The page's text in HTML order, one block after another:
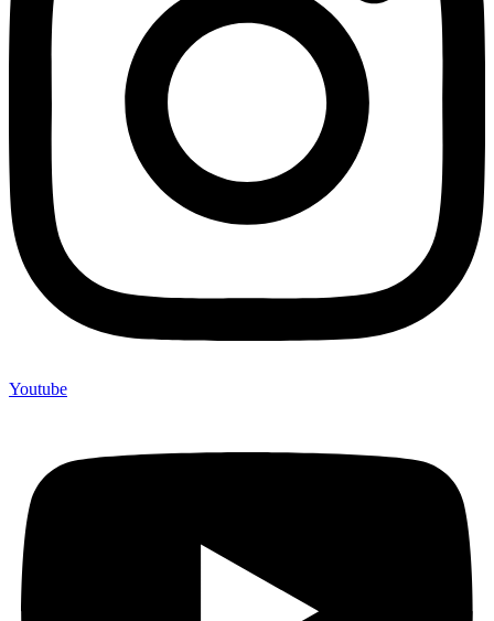
Youtube